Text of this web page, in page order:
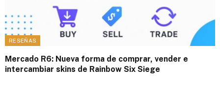
RESEÑAS
Mercado R6: Nueva forma de comprar, vender e
intercambiar skins de Rainbow Six Siege